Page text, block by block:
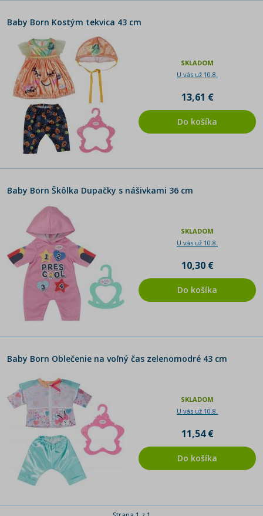
Baby Born Kostým tekvica 43 cm
SKLADOM
U vás už 10.8.
13,61 €
Do košíka
Baby Born Škôlka Dupačky s nášivkami 36 cm
SKLADOM
U vás už 10.8.
10,30 €
Do košíka
Baby Born Oblečenie na voľný čas zelenomodré 43 cm
SKLADOM
U vás už 10.8.
11,54 €
Do košíka